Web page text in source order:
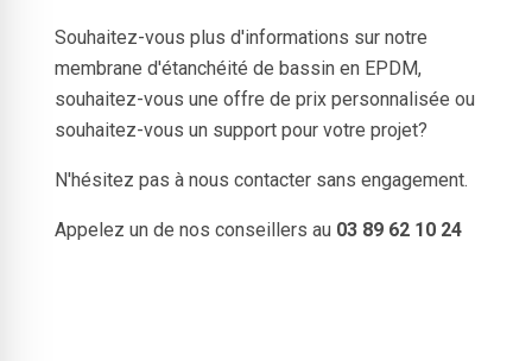
Souhaitez-vous plus d'informations sur notre
membrane d'étanchéité de bassin en EPDM,
souhaitez-vous une offre de prix personnalisée ou
souhaitez-vous un support pour votre projet?
N'hésitez pas à nous contacter sans engagement.
Appelez un de nos conseillers au 03 89 62 10 24